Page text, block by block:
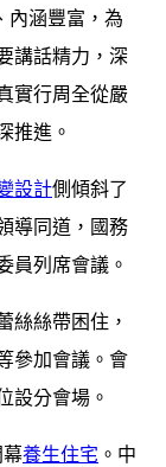
內涵豐富，為
講話精力，深
實行周全從嚴
推進。
設計側傾斜了
導同道，國務
員列席會議。
絲絲帶困住，
參加會議。會
設分會場。
養生住宅 。中